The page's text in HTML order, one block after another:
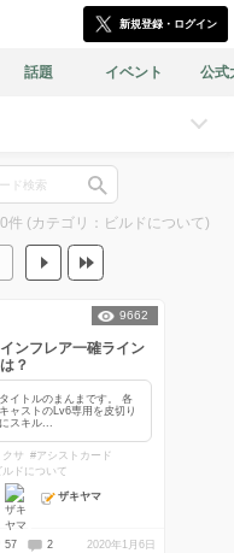
新規登録・ログイン
話題 イベント 公式
件 (カテゴリ：ビルドについて)
ンフレア一確ライン
？
タイトルのまんまです。 各
キャストのLv6専用を皮切り
にスキル...
クサ #アシストカード
ルドについて
ザキヤマ
9662
57 2 2020年1月6日